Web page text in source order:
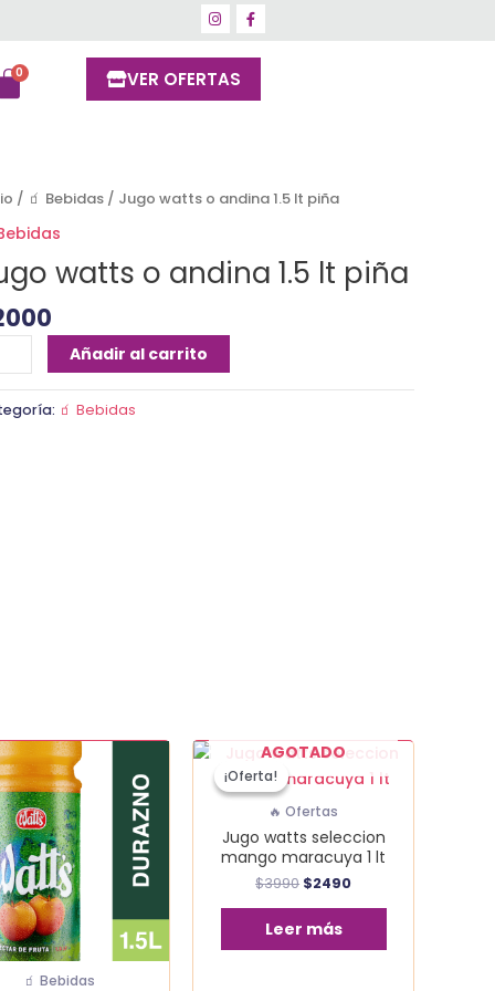
VER OFERTAS
/ 🧃 Bebidas / Jugo watts o andina 1.5 lt piña
watts o andina 1.5 lt piña
Añadir al carrito
🧃 Bebidas
🧃 Bebidas
¡Oferta!
AGOTADO
¡Oferta!
🔥 Ofertas
Jugo watts seleccion
mango maracuya 1 lt
$3990
El
original
$3990.
$2490
actual
Leer más